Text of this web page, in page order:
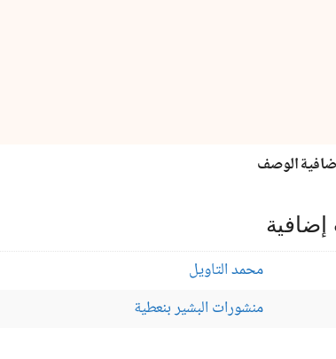
الوصف
محمد التاويل
منشورات البشير بنعطية